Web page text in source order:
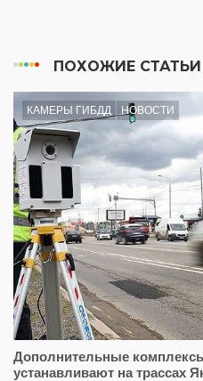
ПОХОЖИЕ СТАТЬИ
КАМЕРЫ ГИБДД НОВОСТИ
Дополнительные
устанавливают на трассах